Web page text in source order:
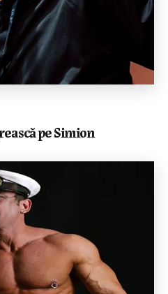
pe Simion